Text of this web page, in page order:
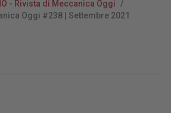
- Rivista di Meccanica Oggi
/
Oggi #238 | Settembre 2021